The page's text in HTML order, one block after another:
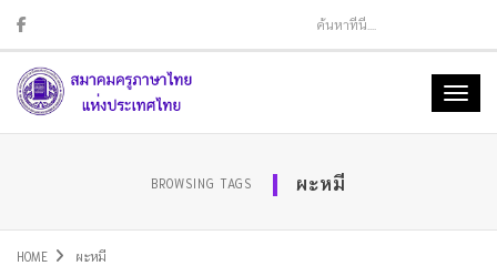
BROWSING TAGS ผะหมี
HOME ผะหมี